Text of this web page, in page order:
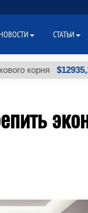
$12935,18
СТАТЬИ